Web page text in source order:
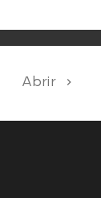
Abrir
suena